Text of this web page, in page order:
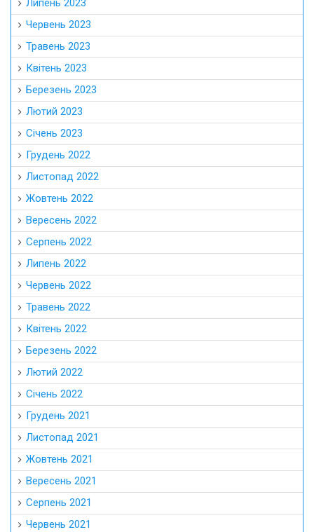
Липень 2023
Червень 2023
Травень 2023
Квітень 2023
Березень 2023
Лютий 2023
Січень 2023
Грудень 2022
Листопад 2022
Жовтень 2022
Вересень 2022
Серпень 2022
Липень 2022
Червень 2022
Травень 2022
Квітень 2022
Березень 2022
Лютий 2022
Січень 2022
Грудень 2021
Листопад 2021
Жовтень 2021
Вересень 2021
Серпень 2021
Червень 2021